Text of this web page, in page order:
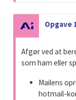
N
e
Opgave
Afgør ved at
som ham eller
Mailens
hotmail-